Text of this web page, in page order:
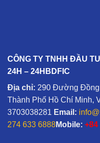
CÔNG TY TNHH ĐẦU
24H – 24HBDFIC
Địa chỉ: 290 Đường
Thành Phố Hồ Chí Minh,
3703038281 Email:
274 633 6888Mobile: +84